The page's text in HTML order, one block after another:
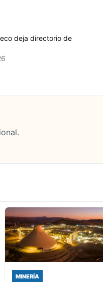
deja directorio de
MINERÍA